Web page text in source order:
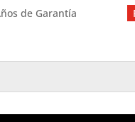
de Garantía